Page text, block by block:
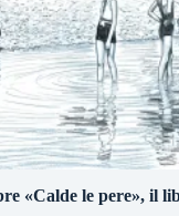
«Calde le pere», il